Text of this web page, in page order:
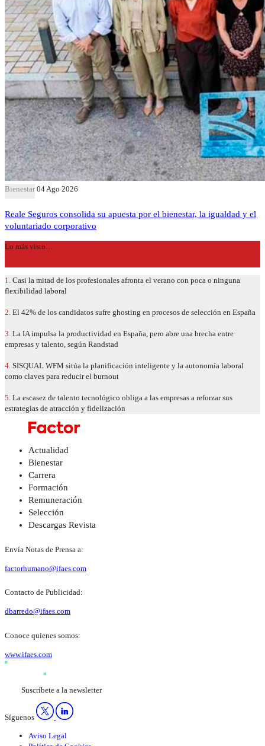
Bienestar 04 Ago 2026
Reale Seguros consolida su apuesta por el bienestar, la igualdad y el
voluntariado corporativo
Lo más visto…
1. Casi la mitad de los profesionales afronta el verano con poca o ninguna
flexibilidad laboral
2. El 42% de los candidatos sufre ghosting en procesos de selección en España
3. La IA impulsa la productividad en España, pero abre una brecha entre
empresas y talento, según Randstad
4. SISQUAL WFM sitúa la planificación inteligente y la autonomía laboral
como claves para reducir el burnout
5. La escasez de talento tecnológico obliga a las empresas a reforzar sus
estrategias de atracción y fidelización
Actualidad
Bienestar
Carrera
Formación
Remuneración
Selección
Descargas Revista
Envía Notas de Prensa a:
factorhumano@ifaes.com
Contacto de Publicidad:
dbarredo@ifaes.com
Conoce quienes somos:
www.ifaes.com
Suscríbete a la newsletter
Síguenos
Aviso Legal